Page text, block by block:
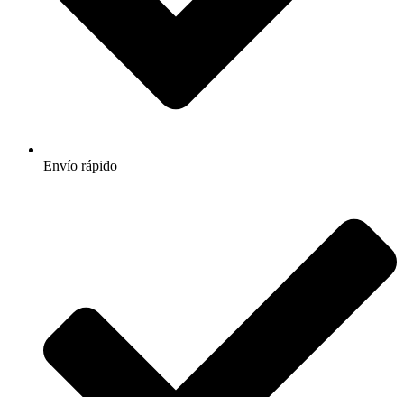
Envío rápido